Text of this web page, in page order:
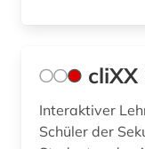
cliXX
Interaktiver
Schüler der